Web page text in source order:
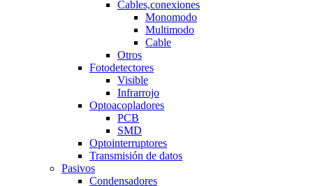
Cables,conexiones
Monomodo
Multimodo
Cable
Otros
Fotodetectores
Visible
Infrarrojo
Optoacopladores
PCB
SMD
Optointerruptores
Transmisión de datos
Pasivos
Condensadores